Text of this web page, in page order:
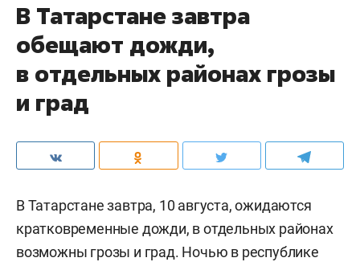
В Татарстане завтра
обещают дожди,
в отдельных районах грозы
и град
В Татарстане завтра, 10 августа, ожидаются
кратковременные дожди, в отдельных районах
возможны грозы и град. Ночью в республике